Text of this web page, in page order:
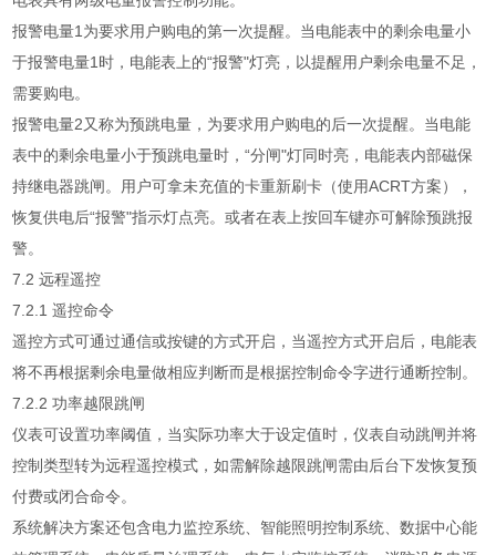
报警电量1为要求用户购电的第一次提醒。当电能表中的剩余电量小
于报警电量1时，电能表上的“报警"灯亮，以提醒用户剩余电量不足，
需要购电。
报警电量2又称为预跳电量，为要求用户购电的后一次提醒。当电能
表中的剩余电量小于预跳电量时，“分闸"灯同时亮，电能表内部磁保
持继电器跳闸。用户可拿未充值的卡重新刷卡（使用ACRT方案），
恢复供电后“报警"指示灯点亮。或者在表上按回车键亦可解除预跳报
警。
7.2 远程遥控
7.2.1 遥控命令
遥控方式可通过通信或按键的方式开启，当遥控方式开启后，电能表
将不再根据剩余电量做相应判断而是根据控制命令字进行通断控制。
7.2.2 功率越限跳闸
仪表可设置功率阈值，当实际功率大于设定值时，仪表自动跳闸并将
控制类型转为远程遥控模式，如需解除越限跳闸需由后台下发恢复预
付费或闭合命令。
系统解决方案还包含电力监控系统、智能照明控制系统、数据中心能